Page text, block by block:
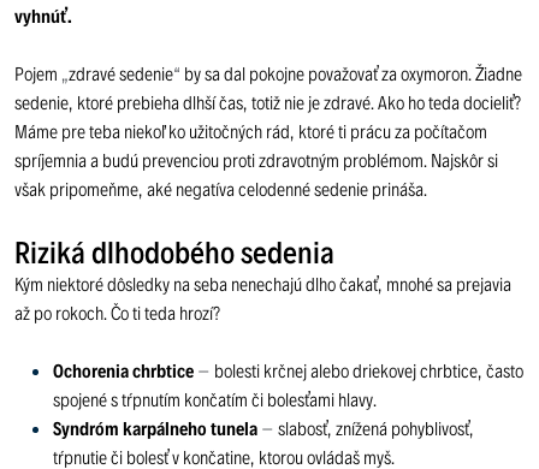
vyhnúť.
Pojem zdravé sedenie“ by sa dal pokojne považovať za oxymoron. Žiadne
sedenie, ktoré prebieha dlhší čas, totiž nie je zdravé. Ako ho teda docieliť?
Máme pre teba niekoľko užitočných rád, ktoré ti prácu za počítačom
spríjemnia a budú prevenciou proti zdravotným problémom. Najskôr si
však pripomeňme, aké negatíva celodenné sedenie prináša.
Riziká dlhodobého sedenia
Kým niektoré dôsledky na seba nenechajú dlho čakať, mnohé sa prejavia
až po rokoch. Čo ti teda hrozí?
Ochorenia chrbtice – bolesti krčnej alebo driekovej chrbtice, často
spojené s tŕpnutím končatím či bolesťami hlavy.
Syndróm karpálneho tunela – slabosť, znížená pohyblivosť,
tŕpnutie či bolesť v končatine, ktorou ovládaš myš.